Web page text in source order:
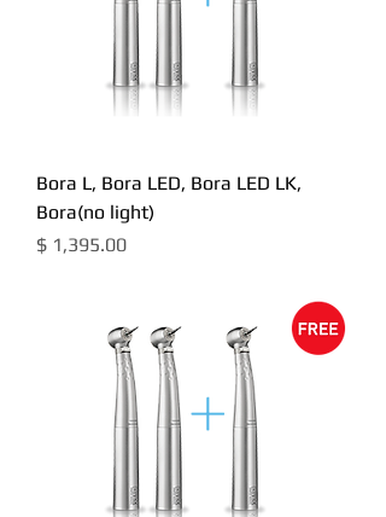
Bora L, Bora LED, Bora LED LK,
Bora(no light)
מחיר